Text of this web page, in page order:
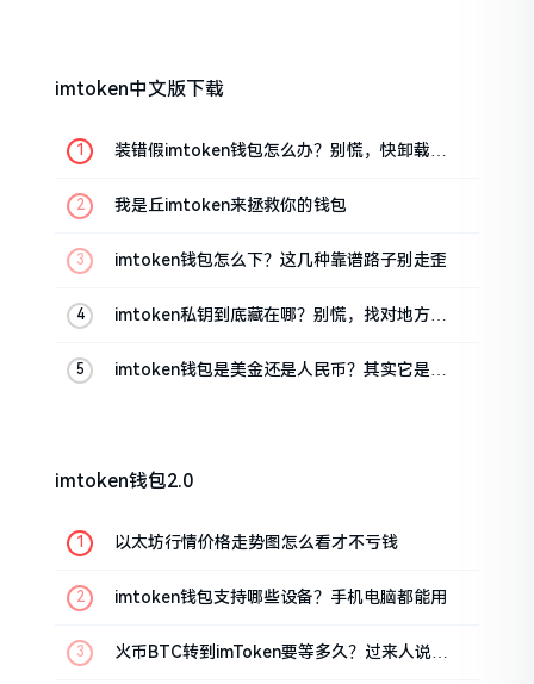
imtoken中文版下载
装错假imtoken钱包怎么办？别慌，快卸载，
我是丘imtoken来拯救你的钱包
imtoken钱包怎么下？这几种靠谱路子别走歪
imtoken私钥到底藏在哪？别慌，找对地方才
imtoken钱包是美金还是人民币？其实它是个
imtoken钱包2.0
以太坊行情价格走势图怎么看才不亏钱
imtoken钱包支持哪些设备？手机电脑都能用
火币BTC转到imToken要等多久？过来人说说